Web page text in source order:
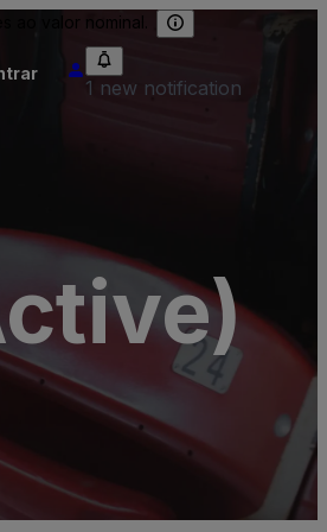
ao valor nominal.
1 new notification